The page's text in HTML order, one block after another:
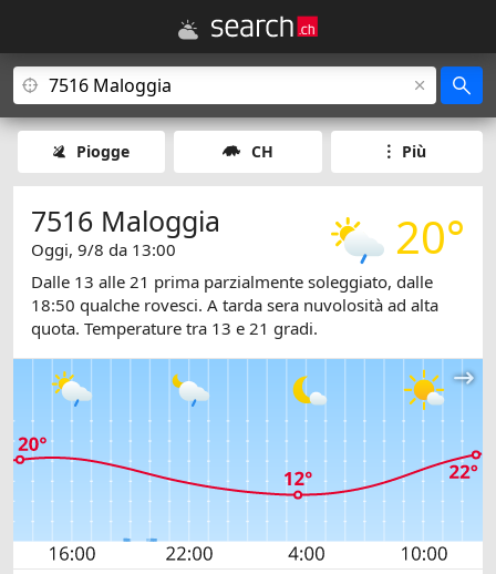
Piogge CH Più
20°
7516 Maloggia
Oggi, 9/8 da 13:00
Dalle 13 alle 21 prima parzialmente soleggiato, dalle
18:50 qualche rovesci. A tarda sera nuvolosità ad alta
quota. Temperature tra 13 e 21 gradi.